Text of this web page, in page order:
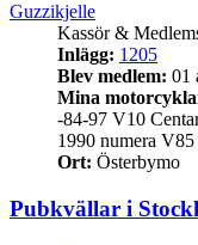
Guzzikjelle
Kassör &
Inlägg: 1205
Blev medlem: 01
Mina
-84-97 V10
1990 numera
Ort: Österbymo
Pubkvällar i